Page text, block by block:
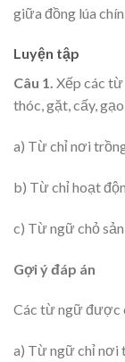
giữa đồng lúa
Luyện tập
Câu 1. Xếp các
thóc, gặt, cấy,
a) Từ chỉ nơi
b) Từ chỉ hoạt
c) Từ ngữ chỏ
Gợi ý đáp án
Các từ ngữ được
a) Từ ngữ chỉ nơi